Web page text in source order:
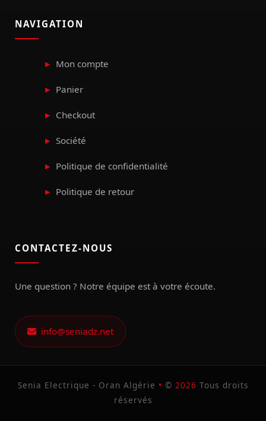
NAVIGATION
Mon compte
Panier
Checkout
Société
Politique de confidentialité
Politique de retour
CONTACTEZ-NOUS
Une question ? Notre équipe est à votre écoute.
info@seniadz.net
Senia Electrique - Oran Algérie • © 2026 Tous droits
réservés